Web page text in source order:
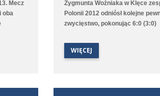
Mecz
oba
i 80.
wagę
Zygmunta Woźniaka w Klęce
Polonii 2012 odniósł kolejne
zwycięstwo, pokonując 6:0 (3:0)
początku skupili się na bronieniu
własnej bramki i tylko
WIĘCEJ